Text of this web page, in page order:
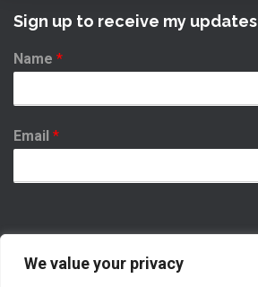
We value your privacy
Sign up to receive my updates
Name *
Email *